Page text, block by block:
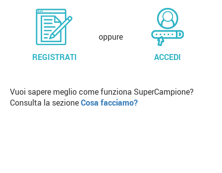
REGISTRATI
oppure
ACCEDI
Vuoi sapere meglio come funziona SuperCampione?
Consulta la sezioneCosa facciamo?